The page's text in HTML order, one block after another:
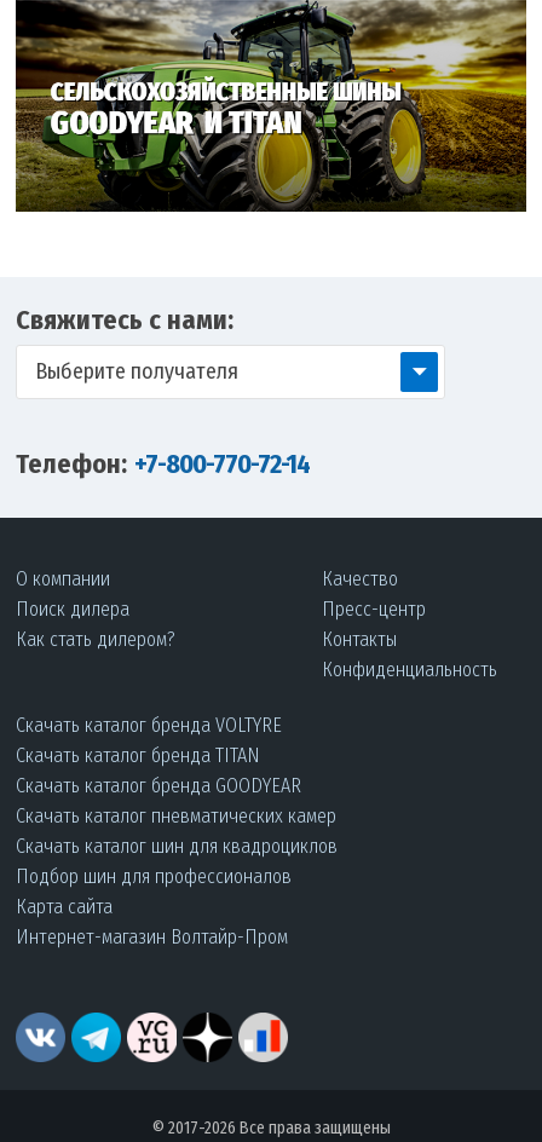
Свяжитесь с нами:
Выберите получателя
Телефон: +7-800-770-72-14
О компании
Поиск дилера
Как стать дилером?
Качество
Пресс-центр
Контакты
Конфиденциальность
Скачать каталог бренда VOLTYRE
Скачать каталог бренда TITAN
Скачать каталог бренда GOODYEAR
Скачать каталог пневматических камер
Скачать каталог шин для квадроциклов
Подбор шин для профессионалов
Карта сайта
Интернет-магазин Волтайр-Пром
© 2017-2026 Все права защищены